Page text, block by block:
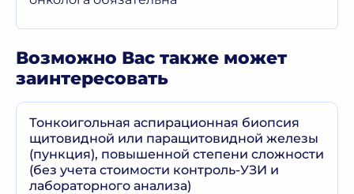
Возможно Вас также может
заинтересовать
Тонкоигольная аспирационная биопсия
щитовидной или паращитовидной железы
(пункция), повышенной степени сложности
(без учета стоимости контроль-УЗИ и
лабораторного анализа)